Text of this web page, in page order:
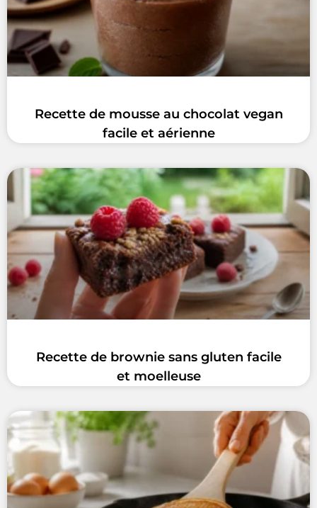
Recette de mousse au chocolat vegan
facile et aérienne
Recette de brownie sans gluten facile
et moelleuse